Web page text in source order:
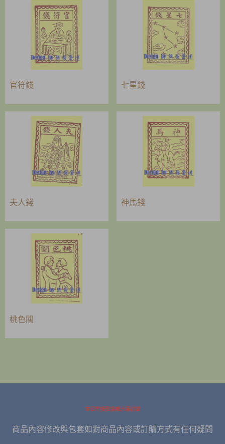
官符錢 七星錢
夫人錢 神馬錢
桃色關
本公司接受金紙大量訂做
商品內容修改與包套如對商品內容或訂購方式有任何疑問